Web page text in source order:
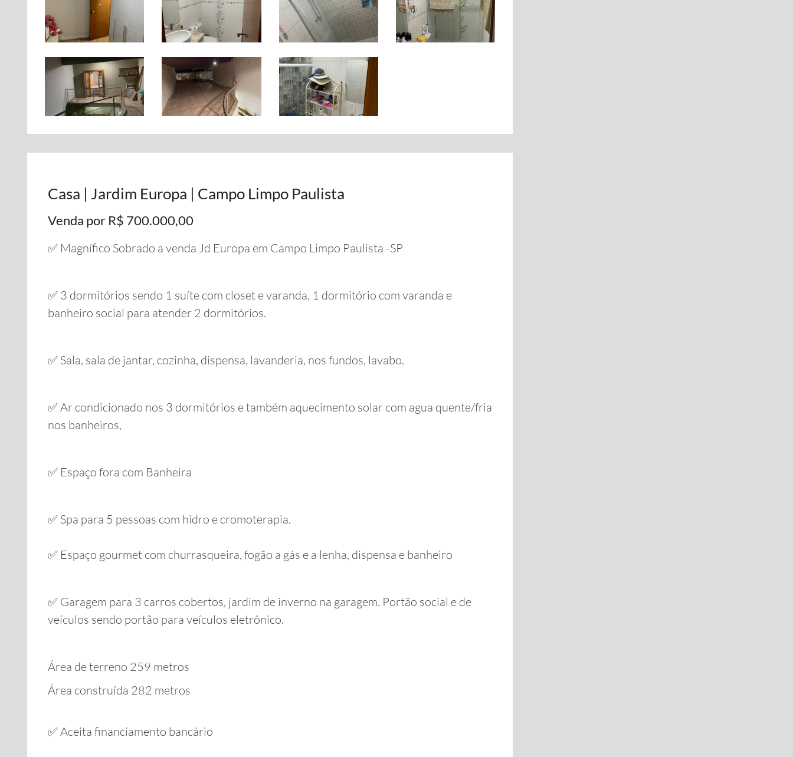
Casa | Jardim Europa | Campo Limpo Paulista
Venda por R$ 700.000,00
✅ Magnífico Sobrado a venda Jd Europa em Campo Limpo Paulista -SP
✅ 3 dormitórios sendo 1 suíte com closet e varanda, 1 dormitório com varanda e
banheiro social para atender 2 dormitórios.
✅ Sala, sala de jantar, cozinha, dispensa, lavanderia, nos fundos, lavabo.
✅ Ar condicionado nos 3 dormitórios e também aquecimento solar com agua quente/fria
nos banheiros,
✅ Espaço fora com Banheira
✅ Spa para 5 pessoas com hidro e cromoterapia.
✅ Espaço gourmet com churrasqueira, fogão a gás e a lenha, dispensa e banheiro
✅ Garagem para 3 carros cobertos, jardim de inverno na garagem. Portão social e de
veículos sendo portão para veículos eletrônico.
Área de terreno 259 metros
Área construída 282 metros
✅ Aceita financiamento bancário